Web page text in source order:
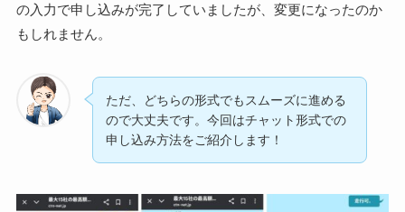
の入力で申し込みが完了していましたが、変更になったのか
もしれません。
ただ、どちらの形式でもスムーズに進める
ので大丈夫です。今回はチャット形式での
申し込み方法をご紹介します！